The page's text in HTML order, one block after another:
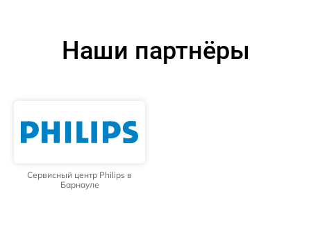
Наши партнёры
Сервисный центр Philips в
Барнауле